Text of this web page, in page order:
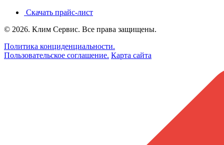
Скачать прайс-лист
© 2026. Клим Сервис. Все права защищены.
Политика конциденциальности.
Пользовательское соглашение. Карта сайта